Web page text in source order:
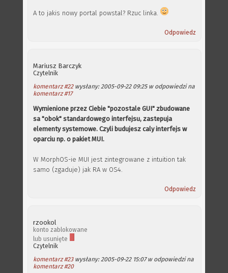
A to jakis nowy portal powstal? Rzuc linka.
Odpowiedz
Mariusz Barczyk
Czytelnik
komentarz #22wysłany: 2005-09-22 09:25 w odpowiedzi na
komentarz #17
Wymienione przez Ciebie "pozostale GUI" zbudowane
sa "obok" standardowego interfejsu, zastepuja
elementy systemowe. Czyli budujesz caly interfejs w
oparciu np. o pakiet MUI.
W MorphOS-ie MUI jest zintegrowane z intuition tak
samo (zgaduje) jak RA w OS4.
Odpowiedz
rzookol
konto zablokowane
lub usunięte
Czytelnik
komentarz #23wysłany: 2005-09-22 15:07 w odpowiedzi na
komentarz #20